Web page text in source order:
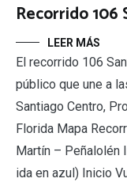
Recorrido 106
LEER MÁS
El recorrido 106
público que une a
Santiago Centro,
Florida Mapa
Martín – Peñalolén
ida en azul) Inicio